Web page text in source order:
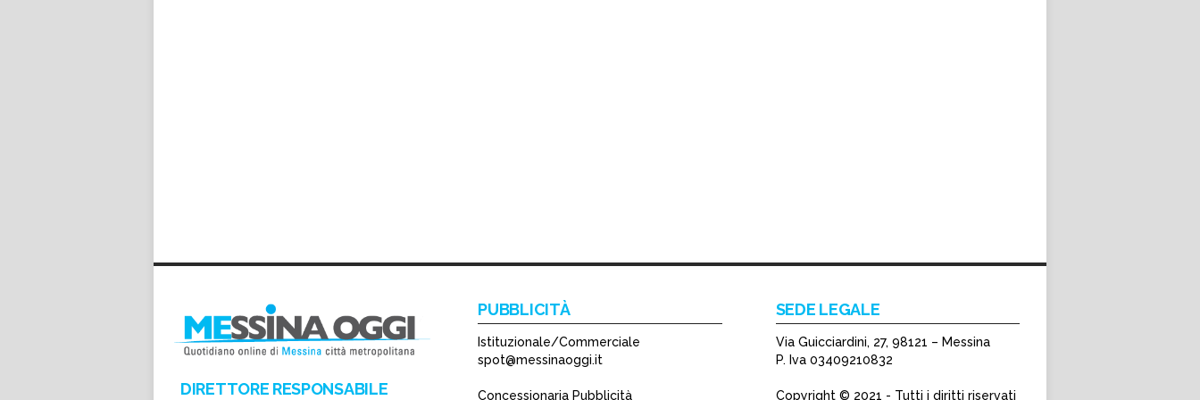
DIRETTORE RESPONSABILE
PUBBLICITÀ
Istituzionale/Commerciale
spot@messinaoggi.it
Concessionaria Pubblicità
SEDE LEGALE
Via Guicciardini, 27, 98121 – Messina
P. Iva 03409210832
Copyright © 2021 - Tutti i diritti riservati